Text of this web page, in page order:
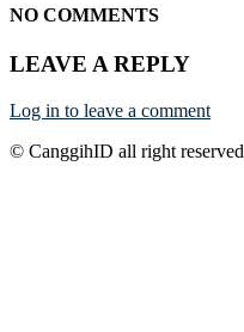
NO COMMENTS
LEAVE A REPLY
Log in to leave a comment
© CanggihID all right reserved